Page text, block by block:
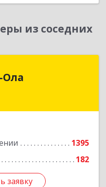
из соседних
Ола
1395
182
заявку
Ола г, Волкова
заявку